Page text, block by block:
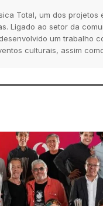
Total, um dos projetos
Ligado ao setor da
um trabalho
culturais, assim